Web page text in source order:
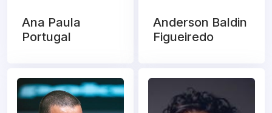
Ana Paula
Portugal
Anderson Baldin
Figueiredo